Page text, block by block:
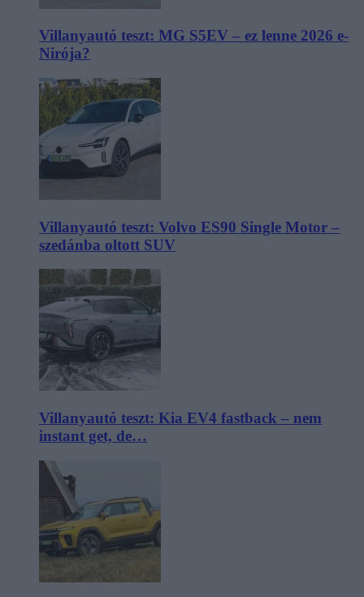
Villanyautó teszt: MG S5EV – ez lenne 2026 e-
Nirója?
Villanyautó teszt: Volvo ES90 Single Motor –
szedánba oltott SUV
Villanyautó teszt: Kia EV4 fastback – nem
instant get, de…